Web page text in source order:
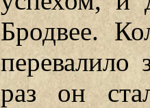
Бродвее.
раз он